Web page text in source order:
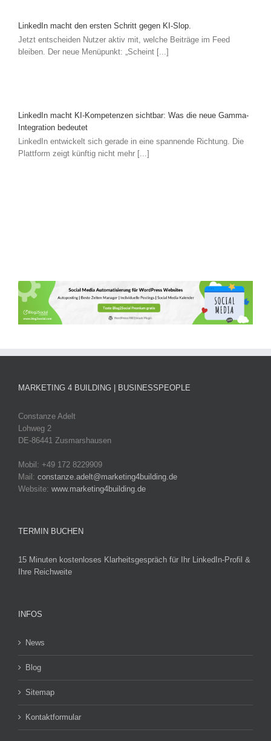
LinkedIn macht den ersten Schritt gegen KI-Slop.
Jetzt entscheiden Nutzer aktiv mit, welche Beiträge im Feed
bleiben. Der neue Menüpunkt: „Scheint [...]
LinkedIn macht KI-Kompetenzen sichtbar: Was die neue Gamma-
Integration bedeutet
LinkedIn entwickelt sich gerade in eine spannende Richtung. Die
Plattform zeigt künftig nicht mehr [...]
MARKETING 4 BUILDING | BUSINESSPEOPLE
Constanze Adelt
Lohweg 2
DE-86441 Zusmarshausen
Mobil: +49 172 8229909
Mail: constanze.adelt@marketing4building.de
Website: www.marketing4building.de
TERMIN BUCHEN
15 Minuten kostenloses Klarheitsgespräch für Ihr LinkedIn-Profil &
Ihre Reichweite
INFOS
News
Blog
Sitemap
Kontaktformular